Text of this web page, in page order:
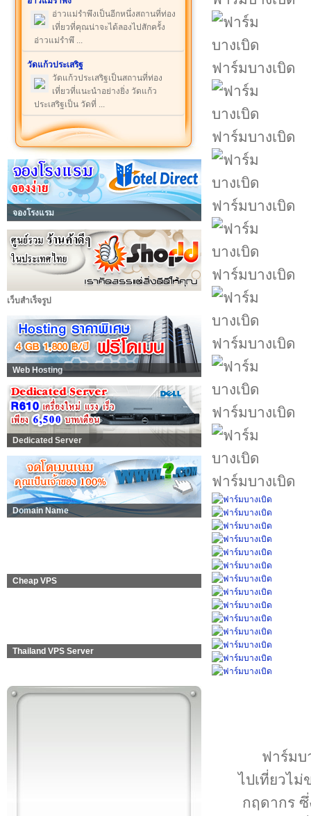
อ่าวแม่รำพึงเป็นอีกหนึ่งสถานที่ท่อง
เที่ยวที่คุณน่าจะได้ลองไปสักครั้ง
อ่าวแม่รำพึ ...
วัดแก้วประเสริฐ
วัดแก้วประเสริฐเป็นสถานที่ท่อง
เที่ยวที่แนะนำอย่างยิ่ง วัดแก้ว
ประเสริฐเป็น วัดที่ ...
จองโรงแรม
เว็บสำเร็จรูป
Web Hosting
Dedicated Server
Domain Name
Cheap VPS
Thailand VPS Server
ฟาร์มบางเบิด
ฟาร์มบางเบิด
ฟาร์มบางเบิด
ฟาร์มบางเบิด
ฟาร์มบางเบิด
ฟาร์มบางเบิด
ฟาร์มบางเบิด
ฟาร์มบ
ไปเที่ยวไม่
กฤดากร ซึ่